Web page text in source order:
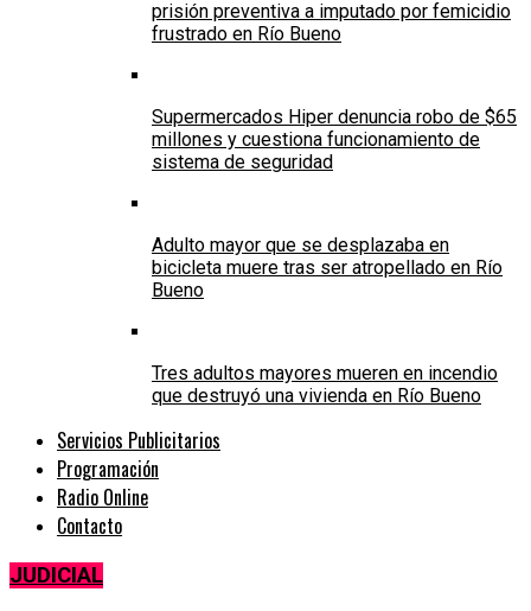
prisión preventiva a imputado por femicidio
frustrado en Río Bueno
Supermercados Hiper denuncia robo de $65
millones y cuestiona funcionamiento de
sistema de seguridad
Adulto mayor que se desplazaba en
bicicleta muere tras ser atropellado en Río
Bueno
Tres adultos mayores mueren en incendio
que destruyó una vivienda en Río Bueno
Servicios Publicitarios
Programación
Radio Online
Contacto
JUDICIAL